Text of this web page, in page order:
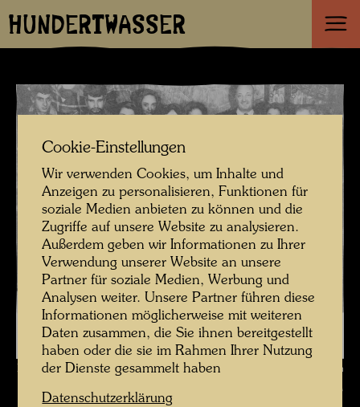
HUNDERTWASSER
Die Familie Dumage vor dem Wandbild 96 Paradies , Fotograf: Augustin
Dumage © Augustin Dumage / Hundertwasser Archiv
Cookie-Einstellungen
Wir verwenden Cookies, um Inhalte und
Anzeigen zu personalisieren, Funktionen für
soziale Medien anbieten zu können und die
Zugriffe auf unsere Website zu analysieren.
Außerdem geben wir Informationen zu Ihrer
Verwendung unserer Website an unsere
Partner für soziale Medien, Werbung und
Analysen weiter. Unsere Partner führen diese
Informationen möglicherweise mit weiteren
Daten zusammen, die Sie ihnen bereitgestellt
haben oder die sie im Rahmen Ihrer Nutzung
der Dienste gesammelt haben
Datenschutzerklärung